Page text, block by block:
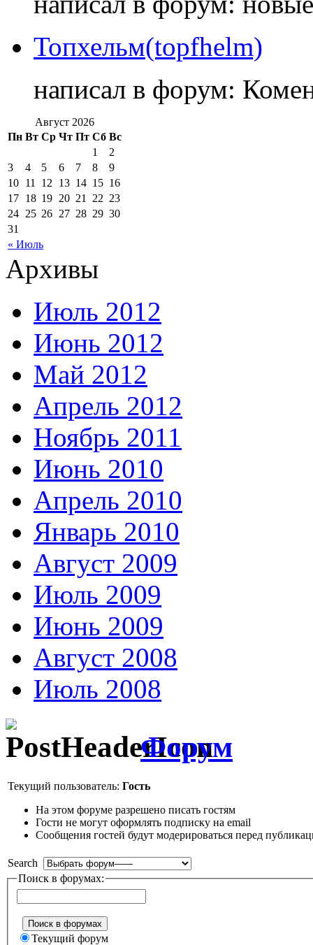
Топхельм(topfhelm)
написал в форум:
Август 2026
Пн Вт Ср Чт Пт Сб Вс
« Июль
1
2
3
4 5 6 7 8
9
10 11 12 13 14 15 16
17 18 19 20 21 22 23
24 25 26 27 28 29 30
31
Архивы
Июль 2012
Июнь 2012
Май 2012
Апрель 2012
Ноябрь 2011
Июнь 2010
Апрель 2010
Январь 2010
Август 2009
Июль 2009
Июнь 2009
Август 2008
Июль 2008
Форум
Текущий пользователь: Гость
На этом форуме разрешено писать гостям
Гости не могут оформлять подписку на email
Сообщения гостей будут модерироваться перед
Search
Поиск в форумах:
Текущий форум